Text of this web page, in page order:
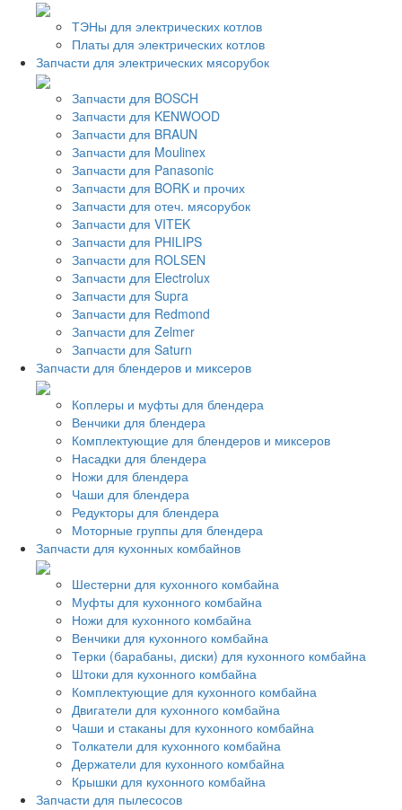
ТЭНы для электрических котлов
Платы для электрических котлов
Запчасти для электрических мясорубок
Запчасти для BOSCH
Запчасти для KENWOOD
Запчасти для BRAUN
Запчасти для Moulinex
Запчасти для Panasonic
Запчасти для BORK и прочих
Запчасти для отеч. мясорубок
Запчасти для VITEK
Запчасти для PHILIPS
Запчасти для ROLSEN
Запчасти для Electrolux
Запчасти для Supra
Запчасти для Redmond
Запчасти для Zelmer
Запчасти для Saturn
Запчасти для блендеров и миксеров
Коплеры и муфты для блендера
Венчики для блендера
Комплектующие для блендеров и миксеров
Насадки для блендера
Ножи для блендера
Чаши для блендера
Редукторы для блендера
Моторные группы для блендера
Запчасти для кухонных комбайнов
Шестерни для кухонного комбайна
Муфты для кухонного комбайна
Ножи для кухонного комбайна
Венчики для кухонного комбайна
Терки (барабаны, диски) для кухонного комбайна
Штоки для кухонного комбайна
Комплектующие для кухонного комбайна
Двигатели для кухонного комбайна
Чаши и стаканы для кухонного комбайна
Толкатели для кухонного комбайна
Держатели для кухонного комбайна
Крышки для кухонного комбайна
Запчасти для пылесосов